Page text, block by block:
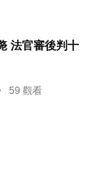
法官審後判十
59 觀看